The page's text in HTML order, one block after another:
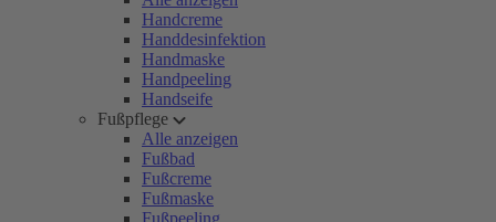
Handcreme
Handdesinfektion
Handmaske
Handpeeling
Handseife
Fußpflege
Alle anzeigen
Fußbad
Fußcreme
Fußmaske
Fußpeeling